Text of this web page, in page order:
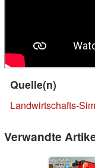
Quelle(n)
Landwirtschafts-
Verwandte